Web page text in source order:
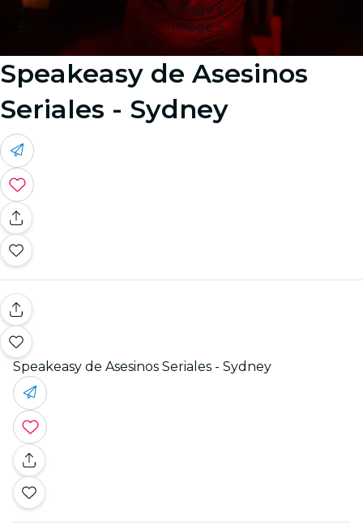
Image 4
Image 5
Speakeasy de Asesinos
Seriales - Sydney
Speakeasy de Asesinos Seriales - Sydney